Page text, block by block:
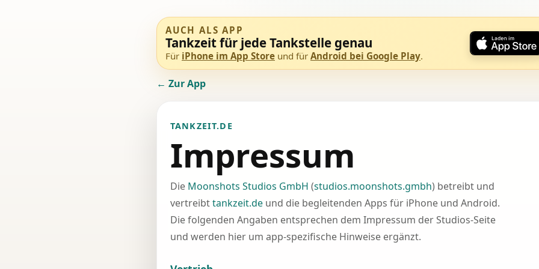
AUCH ALS APP
Tankzeit für jede Tankstelle genau
Für iPhone im App Store und für Android bei Google Play.
← Zur App
TANKZEIT.DE
Impressum
Die Moonshots Studios GmbH (studios.moonshots.gmbh) betreibt und
vertreibttankzeit.de und die begleitenden Apps für iPhone und Android.
Die folgenden Angaben entsprechen dem Impressum der Studios-Seite
und werden hier um app-spezifische Hinweise ergänzt.